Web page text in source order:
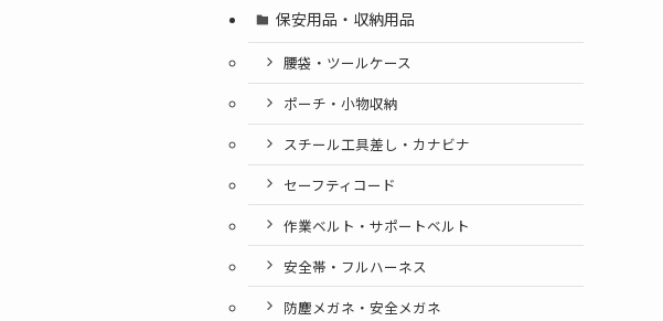
保安用品・収納用品
腰袋・ツールケース
ポーチ・小物収納
スチール工具差し・カナビナ
セーフティコード
作業ベルト・サポートベルト
安全帯・フルハーネス
防塵メガネ・安全メガネ